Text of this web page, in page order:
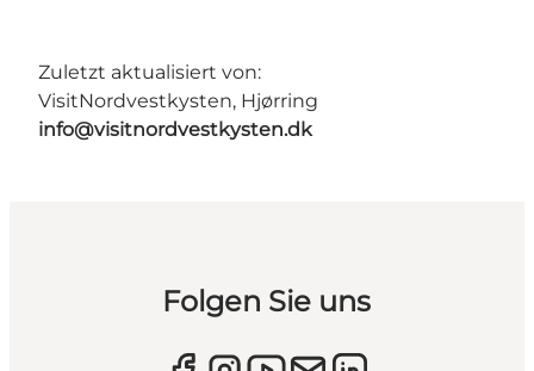
Zuletzt aktualisiert von:
VisitNordvestkysten, Hjørring
info@visitnordvestkysten.dk
Folgen Sie uns